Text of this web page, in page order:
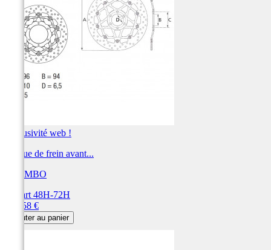
Exclusivité web !
Disque de frein avant...
BREMBO
Départ 48H-72H
375,58 €
Ajouter au panier